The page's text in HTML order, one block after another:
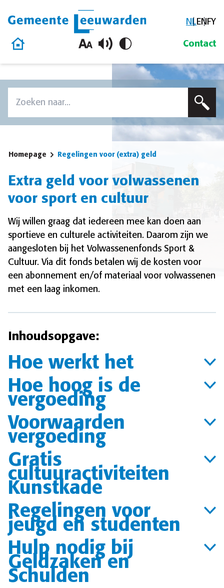
Gemeente Leeuwarden NLENFY
Homepage
Contact
Homepage Regelingen voor (extra) geld
Extra geld voor volwassenen
voor sport en cultuur
Wij willen graag dat iedereen mee kan doen aan
sportieve en culturele activiteiten. Daarom zijn we
aangesloten bij het Volwassenenfonds Sport &
Cultuur. Via dit fonds betalen wij de kosten voor
een abonnement en/of materiaal voor volwassenen
met een laag inkomen.
Inhoudsopgave:
Hoe werkt het
Hoe hoog is de
vergoeding
Voorwaarden
vergoeding
Gratis
cultuuractiviteiten
Kunstkade
Regelingen voor
jeugd en studenten
Hulp nodig bij
Geldzaken en
Schulden